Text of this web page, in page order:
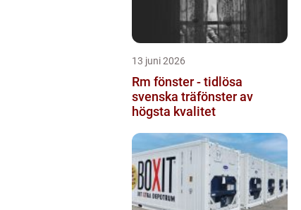
13 juni 2026
Rm fönster - tidlösa
svenska träfönster av
högsta kvalitet